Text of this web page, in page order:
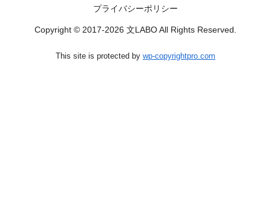
プライバシーポリシー
Copyright © 2017-2026 文LABO All Rights Reserved.
This site is protected by wp-copyrightpro.com